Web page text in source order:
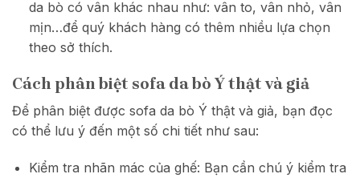
da bò có vân khác nhau như: vân to, vân nhỏ, vân
mịn…để quý khách hàng có thêm nhiều lựa chọn
theo sở thích.
Cách phân biệt sofa da bò Ý thật và giả
Để phân biệt được sofa da bò Ý thật và giả, bạn đọc
có thể lưu ý đến một số chi tiết như sau:
Kiểm tra nhãn mác của ghế: Bạn cần chú ý kiểm tra